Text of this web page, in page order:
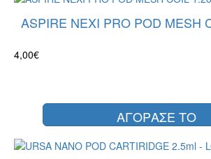
ASPIRE NEXI PRO POD MESH
4,00€
ΑΓΟΡΑΣΕ ΤΟ